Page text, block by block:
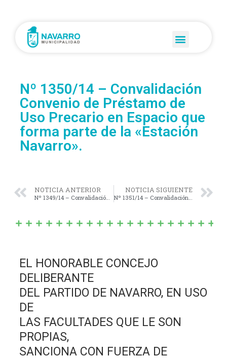
Nº 1350/14 – Convalidación
Convenio de Préstamo de
Uso Precario en Espacio que
forma parte de la «Estación
Navarro».
NOTICIA ANTERIOR
Nº 1349/14 – Convalidación Convenio de Ejecución Proyecto: “Municipalidad de Navarro – Plan Nacional de Abordaje Integral (PLAN AHÍ)”
NOTICIA SIGUIENTE
Nº 1351/14 – Convalidación Convenio de Préstamo de Uso Precario de un Espacio que forma parte de la «Estación de Villa Moll».-
EL HONORABLE CONCEJO
DELIBERANTE
DEL PARTIDO DE NAVARRO, EN USO
DE
LAS FACULTADES QUE LE SON
PROPIAS,
SANCIONA CON FUERZA DE